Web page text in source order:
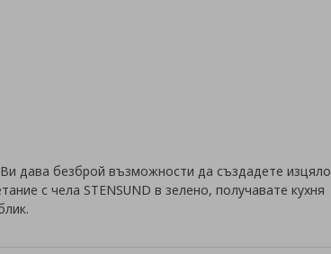
дава безброй възможности да създадете изцяло
с чела STENSUND в зелено, получавате кухня